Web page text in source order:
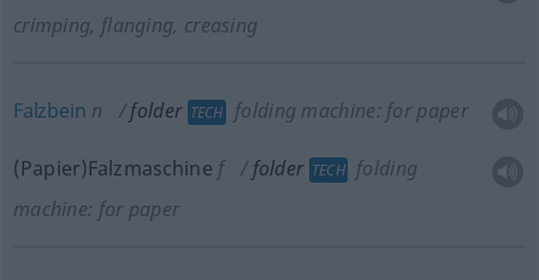
crimping, flanging, creasing
Falzbein n folder TECH folding machine: for paper
(Papier)Falzmaschine f folder TECH folding
machine: for paper